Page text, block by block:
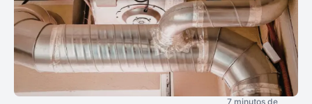
7 minutos de